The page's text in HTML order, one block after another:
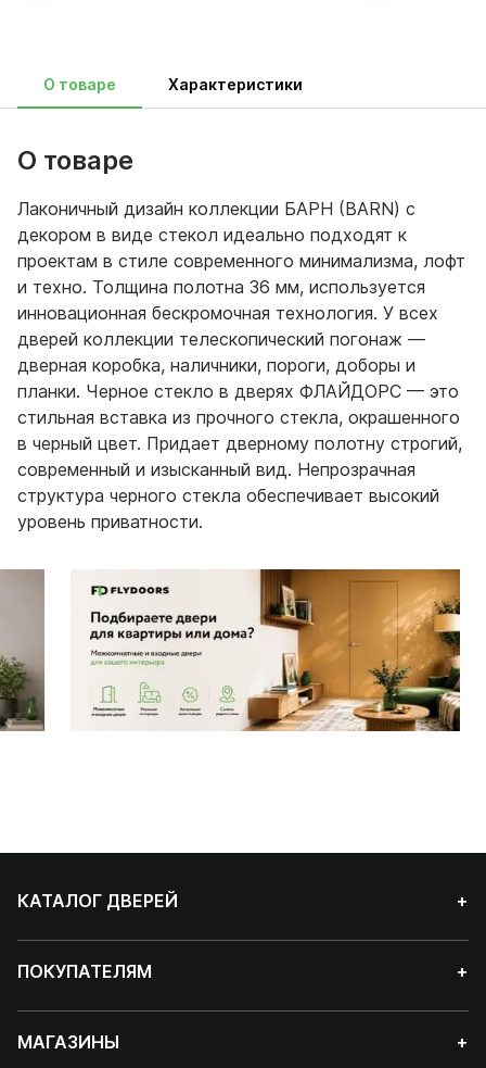
О товаре Характеристики
О товаре
Лаконичный дизайн коллекции БАРН (BARN) с
декором в виде стекол идеально подходят к
проектам в стиле современного минимализма, лофт
и техно. Толщина полотна 36 мм, используется
инновационная бескромочная технология. У всех
дверей коллекции телескопический погонаж —
дверная коробка, наличники, пороги, доборы и
планки. Черное стекло в дверях ФЛАЙДОРС — это
стильная вставка из прочного стекла, окрашенного
в черный цвет. Придает дверному полотну строгий,
современный и изысканный вид. Непрозрачная
структура черного стекла обеспечивает высокий
уровень приватности.
КАТАЛОГ ДВЕРЕЙ +
ПОКУПАТЕЛЯМ +
МАГАЗИНЫ +